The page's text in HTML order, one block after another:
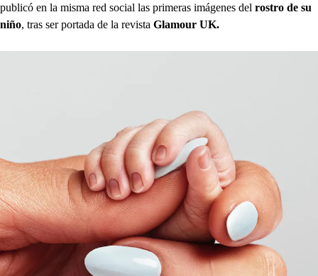
publicó en la misma red social las primeras imágenes del rostro de su
niño, tras ser portada de la revista Glamour UK.